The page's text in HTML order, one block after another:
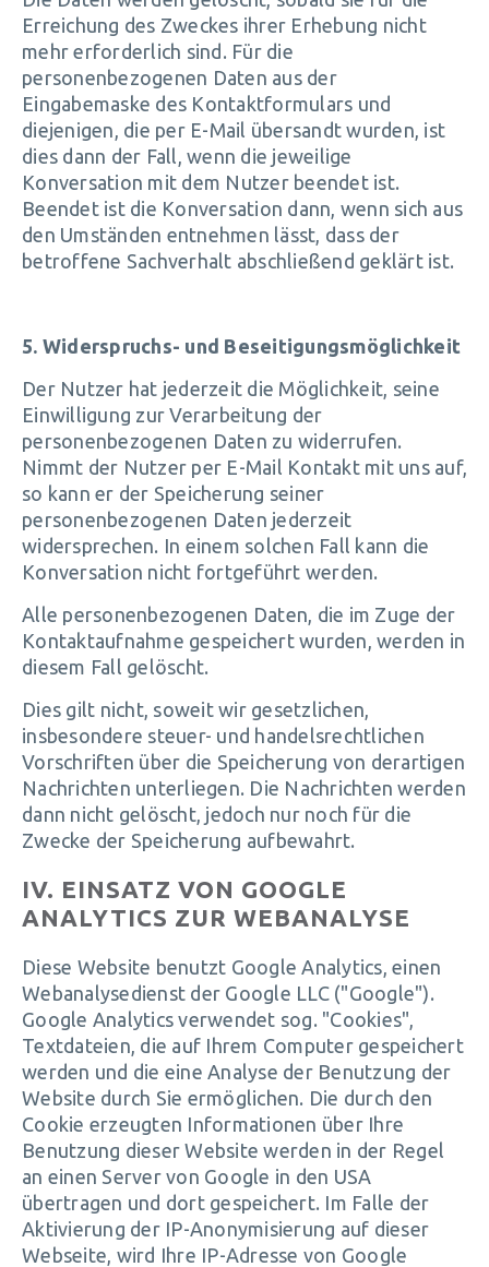
Erreichung des Zweckes ihrer Erhebung nicht
mehr erforderlich sind. Für die
personenbezogenen Daten aus der
Eingabemaske des Kontaktformulars und
diejenigen, die per E-Mail übersandt wurden, ist
dies dann der Fall, wenn die jeweilige
Konversation mit dem Nutzer beendet ist.
Beendet ist die Konversation dann, wenn sich aus
den Umständen entnehmen lässt, dass der
betroffene Sachverhalt abschließend geklärt ist.
5. Widerspruchs- und Beseitigungsmöglichkeit
Der Nutzer hat jederzeit die Möglichkeit, seine
Einwilligung zur Verarbeitung der
personenbezogenen Daten zu widerrufen.
Nimmt der Nutzer per E-Mail Kontakt mit uns auf,
so kann er der Speicherung seiner
personenbezogenen Daten jederzeit
widersprechen. In einem solchen Fall kann die
Konversation nicht fortgeführt werden.
Alle personenbezogenen Daten, die im Zuge der
Kontaktaufnahme gespeichert wurden, werden in
diesem Fall gelöscht.
Dies gilt nicht, soweit wir gesetzlichen,
insbesondere steuer- und handelsrechtlichen
Vorschriften über die Speicherung von derartigen
Nachrichten unterliegen. Die Nachrichten werden
dann nicht gelöscht, jedoch nur noch für die
Zwecke der Speicherung aufbewahrt.
IV. EINSATZ VON GOOGLE
ANALYTICS ZUR WEBANALYSE
Diese Website benutzt Google Analytics, einen
Webanalysedienst der Google LLC ("Google").
Google Analytics verwendet sog. "Cookies",
Textdateien, die auf Ihrem Computer gespeichert
werden und die eine Analyse der Benutzung der
Website durch Sie ermöglichen. Die durch den
Cookie erzeugten Informationen über Ihre
Benutzung dieser Website werden in der Regel
an einen Server von Google in den USA
übertragen und dort gespeichert. Im Falle der
Aktivierung der IP-Anonymisierung auf dieser
Webseite, wird Ihre IP-Adresse von Google